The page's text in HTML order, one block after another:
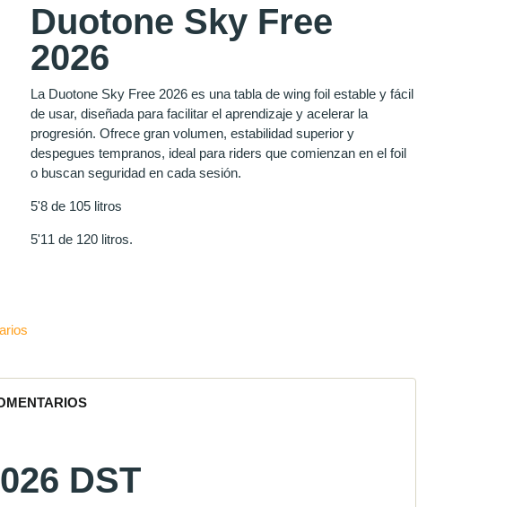
Duotone Sky Free
2026
La Duotone Sky Free 2026 es una tabla de wing foil estable y fácil
de usar, diseñada para facilitar el aprendizaje y acelerar la
progresión. Ofrece gran volumen, estabilidad superior y
despegues tempranos, ideal para riders que comienzan en el foil
o buscan seguridad en cada sesión.
5'8 de 105 litros
5'11 de 120 litros.
DST